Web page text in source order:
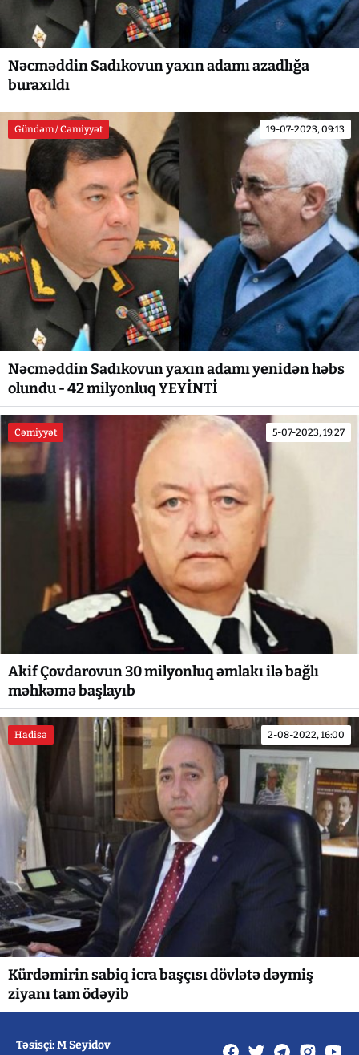
Nəcməddin Sadıkovun yaxın adamı azadlığa
buraxıldı
Gündəm / Cəmiyyət 19-07-2023, 09:13
Nəcməddin Sadıkovun yaxın adamı yenidən həbs
olundu - 42 milyonluq YEYİNTİ
Cəmiyyət 5-07-2023, 19:27
Akif Çovdarovun 30 milyonluq əmlakı ilə bağlı
məhkəmə başlayıb
Hadisə 2-08-2022, 16:00
Kürdəmirin sabiq icra başçısı dövlətə dəymiş
ziyanı tam ödəyib
Təsisçi: M Seyidov